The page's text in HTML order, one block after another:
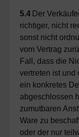
5.4 Der
richtiger, nicht
sonst nicht
vom Vertrag
Fall, dass die
vertreten ist und
ein konkretes
abgeschlossen
zumutbaren
Ware zu
oder der nur